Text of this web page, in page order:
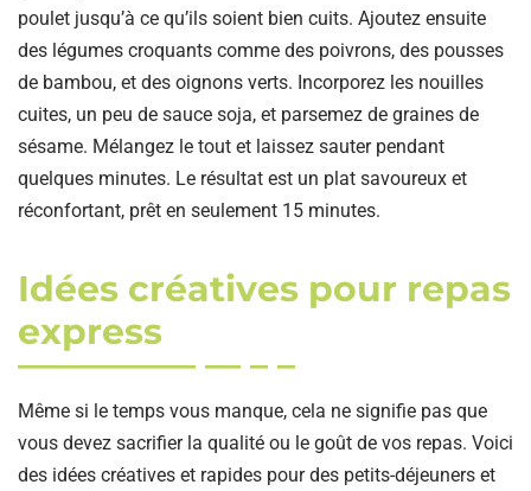
poulet jusqu’à ce qu’ils soient bien cuits. Ajoutez ensuite
des légumes croquants comme des poivrons, des pousses
de bambou, et des oignons verts. Incorporez les nouilles
cuites, un peu de sauce soja, et parsemez de graines de
sésame. Mélangez le tout et laissez sauter pendant
quelques minutes. Le résultat est un plat savoureux et
réconfortant, prêt en seulement 15 minutes.
Idées créatives pour repas
express
Même si le temps vous manque, cela ne signifie pas que
vous devez sacrifier la qualité ou le goût de vos repas. Voici
des idées créatives et rapides pour des petits-déjeuners et